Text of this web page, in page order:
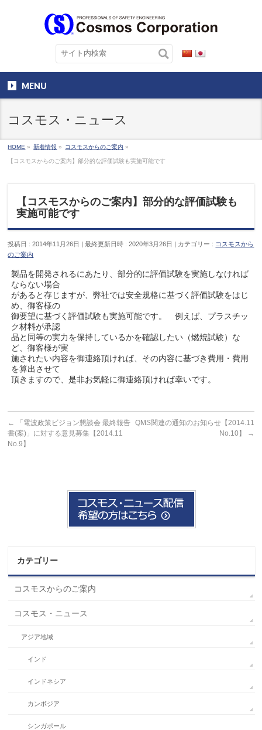
MENU
コスモス・ニュース
HOME » 新着情報 » コスモスからのご案内 »
【コスモスからのご案内】部分的な評価試験も実施可能です
【コスモスからのご案内】部分的な評価試験も
実施可能です
投稿日 : 2014年11月26日 最終更新日時 : 2020年3月26日 カテゴリー : コスモスから
のご案内
製品を開発されるにあたり、部分的に評価試験を実施しなければ
ならない場合
があると存じますが、弊社では安全規格に基づく評価試験をはじ
め、御客様の
御要望に基づく評価試験も実施可能です。 例えば、プラスチッ
ク材料が承認
品と同等の実力を保持しているかを確認したい（燃焼試験）な
ど、御客様が実
施されたい内容を御連絡頂ければ、その内容に基づき費用・費用
を算出させて
頂きますので、是非お気軽に御連絡頂ければ幸いです。
←
「電波政策ビジョン懇談会 最終報告
書(案)」に対する意見募集【2014.11
No.9】
QMS関連の通知のお知らせ【2014.11
No.10】
→
カテゴリー
コスモスからのご案内
コスモス・ニュース
アジア地域
インド
インドネシア
カンボジア
シンガポール